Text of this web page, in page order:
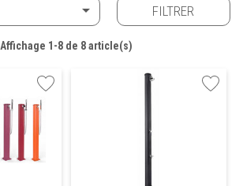
 FILTRER
Affichage 1-8 de 8 article(s)